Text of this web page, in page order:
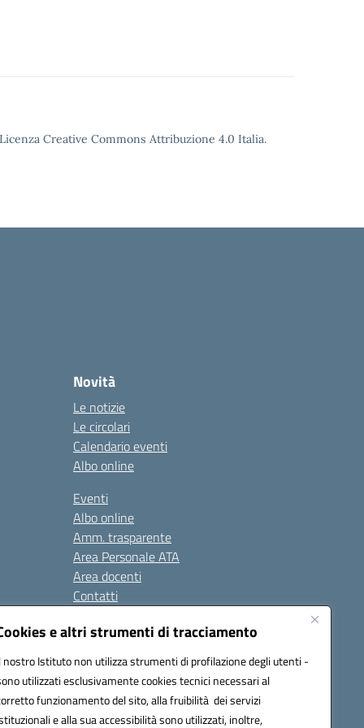
e altri strumenti di tracciamento
nostro Istituto non utilizza strumenti di profilazione degli utenti -
utilizzati esclusivamente cookies tecnici necessari al
funzionamento del sito, alla fruibilità dei servizi
e alla sua accessibilità sono utilizzati, inoltre,
Creative Commons Attribuzione 4.0 Italia.
Novità
Le notizie
Le circolari
Calendario eventi
Albo online
Eventi
Albo online
Amm. trasparente
Area Personale ATA
Area docenti
Contatti